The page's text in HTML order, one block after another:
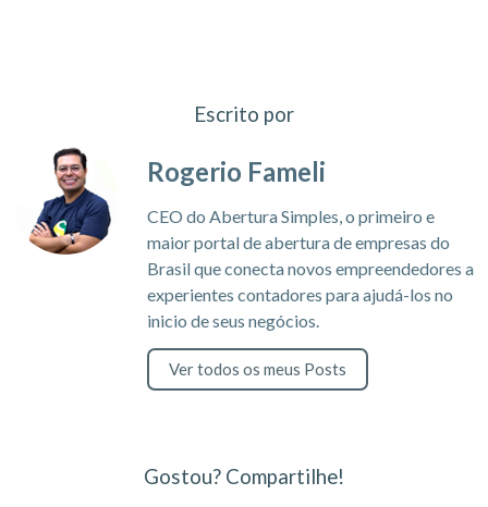
Escrito por
Rogerio Fameli
CEO do Abertura Simples, o primeiro e
maior portal de abertura de empresas do
Brasil que conecta novos empreendedores a
experientes contadores para ajudá-los no
inicio de seus negócios.
Ver todos os meus Posts
Gostou? Compartilhe!